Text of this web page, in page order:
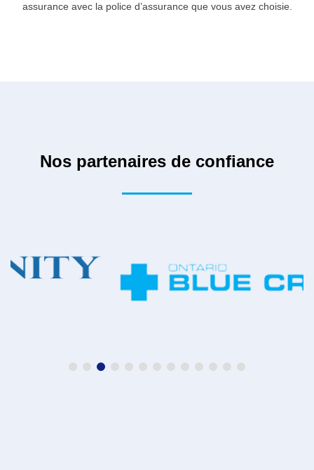
assurance avec la police d’assurance que vous avez choisie.
Nos partenaires de confiance